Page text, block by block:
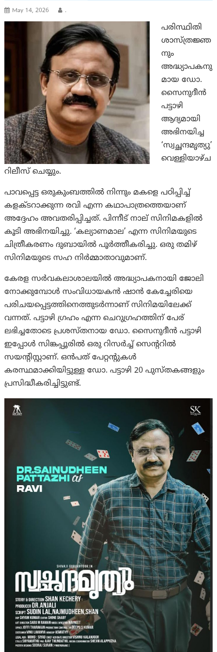
May 14, 2026 .
പരിസ്ഥിതി
ശാസ്‌ത്രജ്ഞ
നും
അദ്ധ്യാപകനു
മായ ഡോ.
സൈനുദീൻ
പട്ടാഴി
ആദ്യമായി
അഭിനയിച്ച
‘സ്വച്ഛന്ദമൃത്യു’
വെള്ളിയാഴ്ച
റിലീസ് ചെയ്യും.
പാവപ്പെട്ട ഒരുകുംബത്തിൽ നിന്നും മകളെ പഠിപ്പിച്ച്
കളക്ടറാക്കുന്ന രവി എന്ന കഥാപാത്രത്തെയാണ്
അദ്ദേഹം അവതരിപ്പിച്ചത്. പിന്നീട് നാല് സിനിമകളിൽ
കൂടി അഭിനയിച്ചു. ‘കല്യാണമാല’ എന്ന സിനിമയുടെ
ചിത്രീകരണം ദുബായിൽ പൂർത്തീകരിച്ചു. ഒരു തമിഴ്
സിനിമയുടെ സഹ നിർമ്മാതാവുമാണ്.
കേരള സർവകലാശാലയിൽ അദ്ധ്യാപകനായി ജോലി
നോക്കുമ്പോൾ സംവിധായകൻ ഷാൻ കേച്ചേരിയെ
പരിചയപ്പെട്ടത്തിനെത്തുടർന്നാണ് സിനിമയിലേക്ക്
വന്നത്. പട്ടാഴി ഗ്രഹം എന്ന ചെറുഗ്രഹത്തിന് പേര്
ലഭിച്ചതോടെ പ്രശസ്‌തനായ ഡോ. സൈനുദീൻ പട്ടാഴി
ഇപ്പോൾ സിങ്കപ്പൂരിൽ ഒരു റിസർച്ച് സെൻ്ററിൽ
സയൻ്റിസ്റ്റാണ്. ഒൻപത് പേറ്റൻ്റുകൾ
കരസ്ഥമാക്കിയിട്ടുള്ള ഡോ. പട്ടാഴി 20 പുസ്തകങ്ങളും
പ്രസിദ്ധീകരിച്ചിട്ടുണ്ട്.